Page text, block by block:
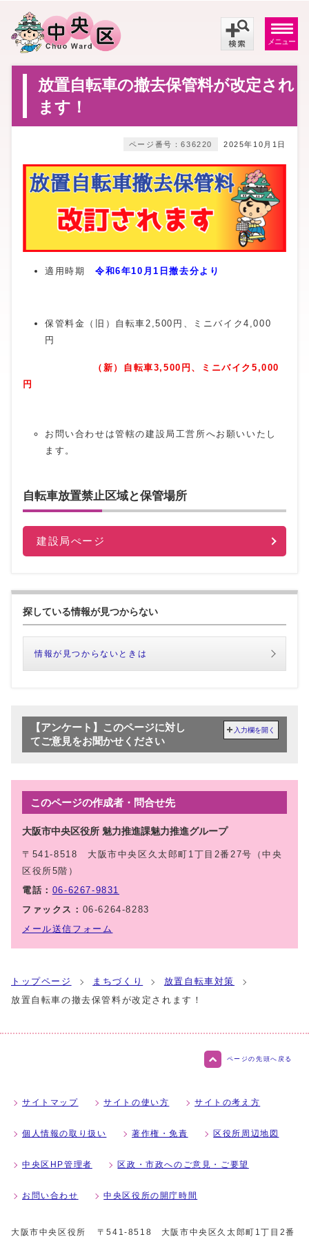
メニュー
放置自転車の撤去保管料が改定され
ます！
2025年10月1日
ページ番号：636220
適用時期 令和6年10月1日撤去分より
保管料金（旧）自転車2,500円、ミニバイク4,000
円
（新）自転車3,500円、ミニバイク5,000
円
お問い合わせは管轄の建設局工営所へお願いいたし
ます。
自転車放置禁止区域と保管場所
建設局ぺージ
探している情報が見つからない
情報が見つからないときは
【アンケート】このページに対し
てご意見をお聞かせください
入力欄を開く
このページの作成者・問合せ先
大阪市中央区役所 魅力推進課魅力推進グループ
〒541-8518 大阪市中央区久太郎町1丁目2番27号（中央
区役所5階）
電話： 06-6267-9831
ファックス： 06-6264-8283
メール送信フォーム
トップページ まちづくり
放置自転車対策
放置自転車の撤去保管料が改定されます！
ページの先頭へ戻る
サイトマップ サイトの使い方 サイトの考え方
個人情報の取り扱い 著作権・免責 区役所周辺地図
中央区HP管理者 区政・市政へのご意見・ご要望
お問い合わせ 中央区役所の開庁時間
大阪市中央区役所 〒541-8518 大阪市中央区久太郎町1丁目2番